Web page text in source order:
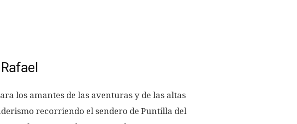
los amantes de las aventuras y de las altas
recorriendo el sendero de Puntilla del